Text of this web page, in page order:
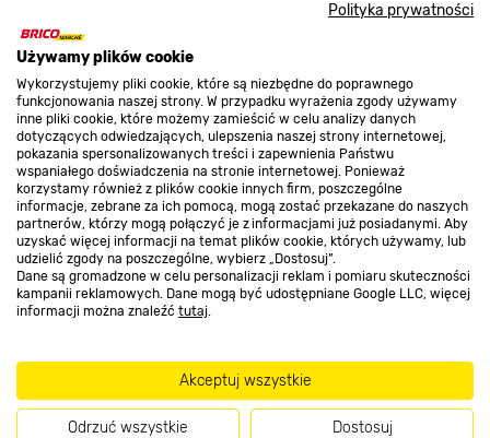
Polityka prywatności
Używamy plików cookie
Wykorzystujemy pliki cookie, które są niezbędne do poprawnego
funkcjonowania naszej strony. W przypadku wyrażenia zgody używamy
inne pliki cookie, które możemy zamieścić w celu analizy danych
dotyczących odwiedzających, ulepszenia naszej strony internetowej,
pokazania spersonalizowanych treści i zapewnienia Państwu
wspaniałego doświadczenia na stronie internetowej. Ponieważ
korzystamy również z plików cookie innych firm, poszczególne
informacje, zebrane za ich pomocą, mogą zostać przekazane do naszych
partnerów, którzy mogą połączyć je z informacjami już posiadanymi. Aby
uzyskać więcej informacji na temat plików cookie, których używamy, lub
udzielić zgody na poszczególne, wybierz „Dostosuj”.
Dane są gromadzone w celu personalizacji reklam i pomiaru skuteczności
kampanii reklamowych. Dane mogą być udostępniane Google LLC, więcej
informacji można znaleźć tutaj.
Akceptuj wszystkie
Odrzuć wszystkie Dostosuj
O nas
Kontakt do sklepu
Strefa biznesu
Dołącz do nas